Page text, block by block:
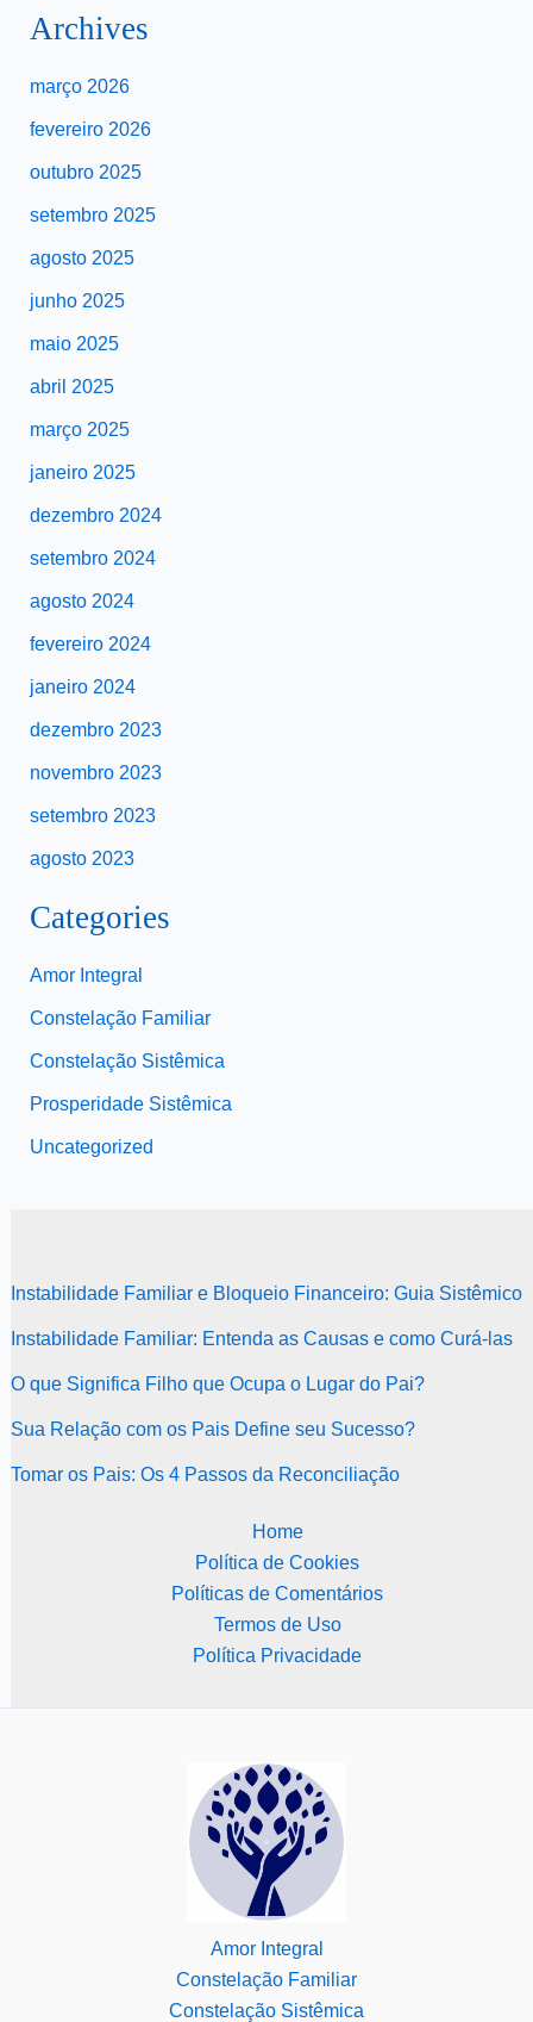
Archives
março 2026
fevereiro 2026
outubro 2025
setembro 2025
agosto 2025
junho 2025
maio 2025
abril 2025
março 2025
janeiro 2025
dezembro 2024
setembro 2024
agosto 2024
fevereiro 2024
janeiro 2024
dezembro 2023
novembro 2023
setembro 2023
agosto 2023
Categories
Amor Integral
Constelação Familiar
Constelação Sistêmica
Prosperidade Sistêmica
Uncategorized
Instabilidade Familiar e Bloqueio Financeiro: Guia Sistêmico
Instabilidade Familiar: Entenda as Causas e como Curá-las
O que Significa Filho que Ocupa o Lugar do Pai?
Sua Relação com os Pais Define seu Sucesso?
Tomar os Pais: Os 4 Passos da Reconciliação
Home
Política de Cookies
Políticas de Comentários
Termos de Uso
Política Privacidade
Amor Integral
Constelação Familiar
Constelação Sistêmica